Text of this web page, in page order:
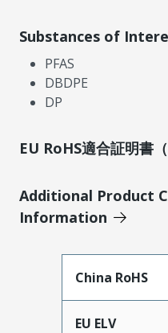
Substances of
PFAS
DBDPE
DP
EU RoHS適合証明書
Additional Product
Information
China RoHS
EU ELV